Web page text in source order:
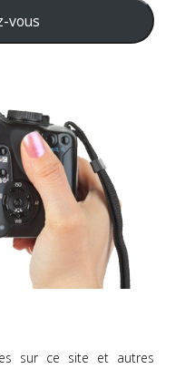
vous
sur ce site et autres